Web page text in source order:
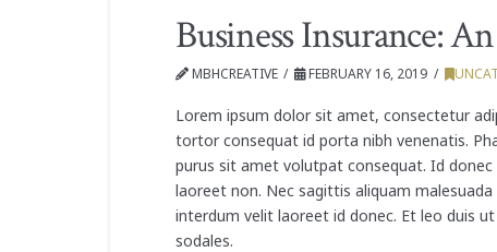
Business Insurance:
MBHCREATIVE FEBRUARY 16, 2019
Lorem ipsum dolor sit amet, consectetur
tortor consequat id porta nibh venenatis.
purus sit amet volutpat consequat. Id
laoreet non. Nec sagittis aliquam
interdum velit laoreet id donec. Et leo duis
sodales.